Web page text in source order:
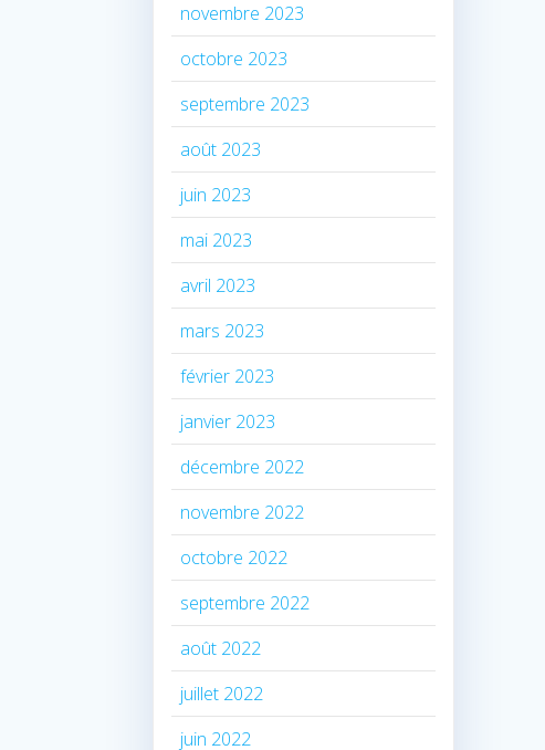
novembre 2023
octobre 2023
septembre 2023
août 2023
juin 2023
mai 2023
avril 2023
mars 2023
février 2023
janvier 2023
décembre 2022
novembre 2022
octobre 2022
septembre 2022
août 2022
juillet 2022
juin 2022